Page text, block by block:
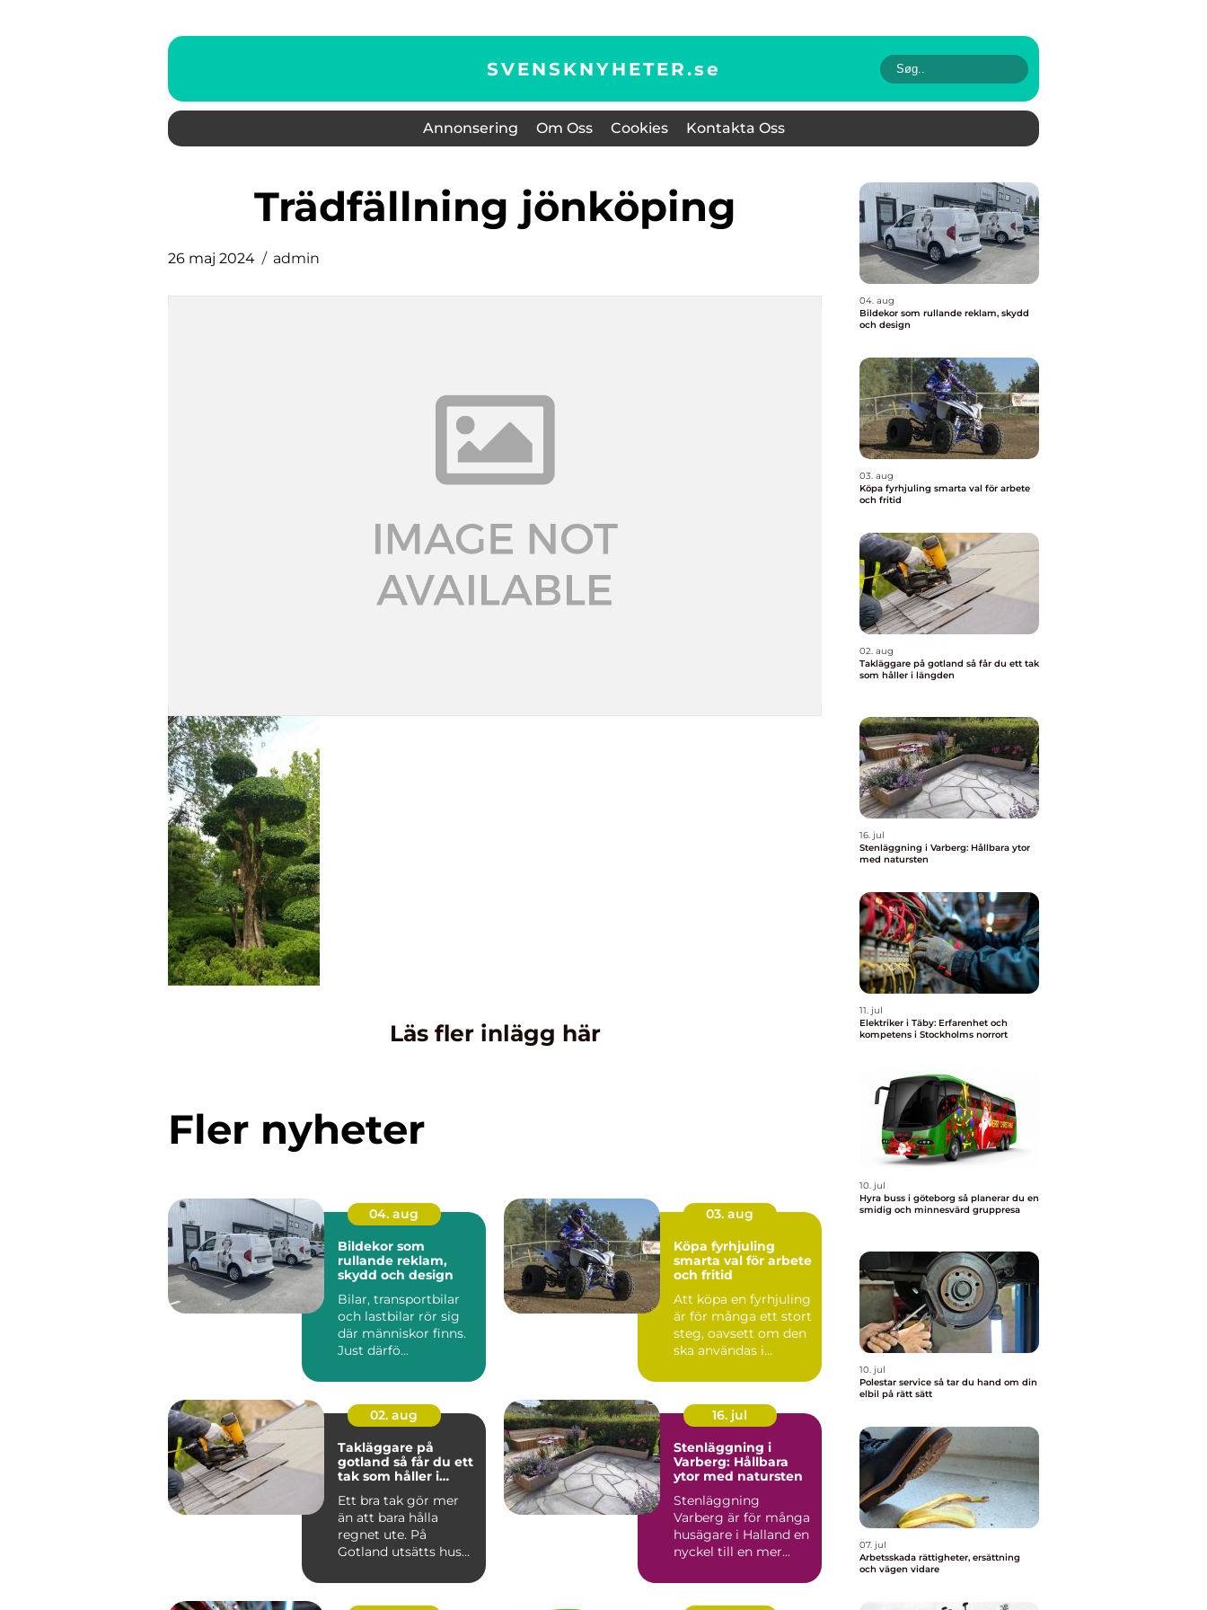
SVENSKNYHETER.se
Annonsering Om Oss Cookies Kontakta Oss
trädfällning jönköping
26 maj 2024 admin
Läs fler inlägg här
Fler nyheter
04. aug
Bildekor som
rullande reklam,
skydd och design
Bilar, transportbilar
och lastbilar rör sig
där människor finns.
Just därfö...
03. aug
Köpa fyrhjuling
smarta val för arbete
och fritid
Att köpa en fyrhjuling
är för många ett stort
steg, oavsett om den
ska användas i
02. aug
Takläggare på
gotland så får du ett
tak som håller i
Ett bra tak gör mer
än att bara hålla
regnet ute. På
Gotland utsätts hus
saltstän...
16. jul
Stenläggning i
Varberg: Hållbara
ytor med natursten
Stenläggning
Varberg är för många
husägare i Halland en
nyckel till en mer...
04. aug
Bildekor som rullande reklam, skydd
och design
03. aug
Köpa fyrhjuling smarta val för arbete
och fritid
02. aug
Takläggare på gotland så får du ett tak
som håller i längden
16. jul
Stenläggning i Varberg: Hållbara ytor
med natursten
11. jul
Elektriker i Täby: Erfarenhet och
kompetens i Stockholms norrort
10. jul
Hyra buss i göteborg så planerar du en
smidig och minnesvärd gruppresa
10. jul
Polestar service så tar du hand om din
elbil på rätt sätt
07. jul
Arbetsskada rättigheter, ersättning
och vägen vidare